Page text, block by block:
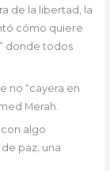
de la libertad, la
cómo quiere
donde todos
no “cayera en
Merah.
con algo
paz; una